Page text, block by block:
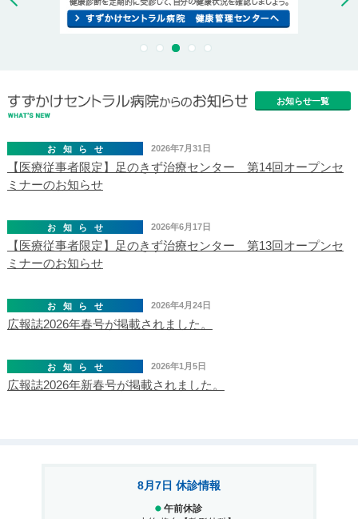
お知らせ一覧
お知らせ 2026年7月31日
【医療従事者限定】足のきず治療センター 第14回オープンセ
ミナーのお知らせ
お知らせ 2026年6月17日
【医療従事者限定】足のきず治療センター 第13回オープンセ
ミナーのお知らせ
お知らせ 2026年4月24日
広報誌2026年春号が掲載されました。
お知らせ 2026年1月5日
広報誌2026年新春号が掲載されました。
8月7日 休診情報
午前休診